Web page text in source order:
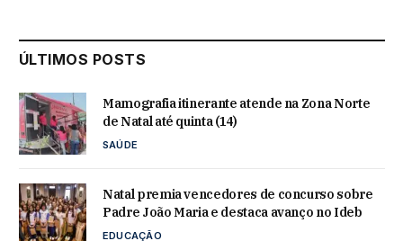
ÚLTIMOS POSTS
Mamografia itinerante atende na Zona Norte
de Natal até quinta (14)
SAÚDE
Natal premia vencedores de concurso sobre
Padre João Maria e destaca avanço no Ideb
EDUCAÇÃO